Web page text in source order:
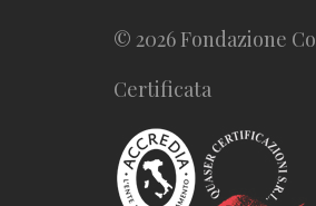
© 2026 Fondazione
Certificata